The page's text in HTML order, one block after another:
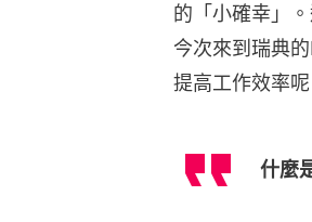
的「小確幸」
今次來到瑞典
提高工作效率呢
什麼